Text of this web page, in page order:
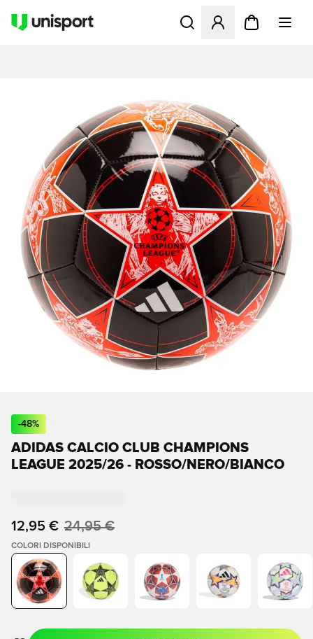
Apre una finestra modale
-48%
ADIDAS CALCIO CLUB CHAMPIONS
LEAGUE 2025/26 - ROSSO/NERO/BIANCO
12,95 € 24,95 €
COLORI DISPONIBILI